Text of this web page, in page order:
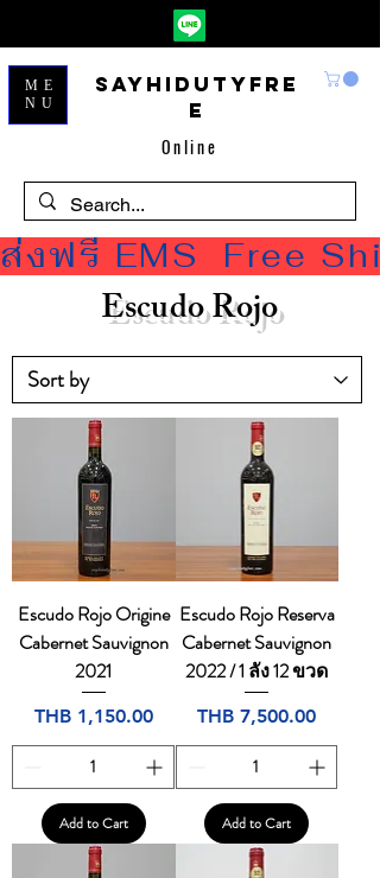
Sayhidutyfre
e
Online
ME
NU
ส่งฟรี EMS  Free
Escudo Rojo
Escudo Rojo Origine
Cabernet Sauvignon
2021
Price
THB 1,150.00
Add to Cart
Escudo Rojo Reserva
Cabernet Sauvignon
2022 / 1 ลัง 12 ขวด
Price
THB 7,500.00
Add to Cart